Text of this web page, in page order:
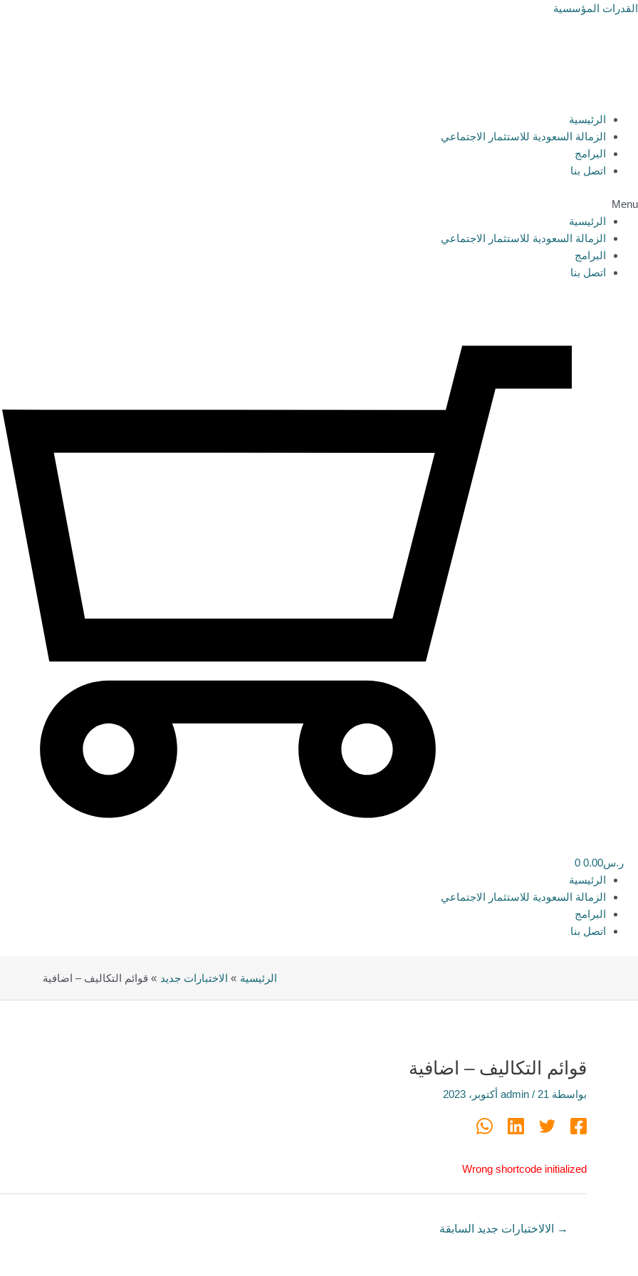
تخطي
القدرات المؤسسية
الرئيسية
الزمالة السعودية للاستثمار الاجتماعي
البرامج
اتصل بنا
Menu
الرئيسية
الزمالة السعودية للاستثمار الاجتماعي
البرامج
اتصل بنا
ر.س0.00
0
الرئيسية
الزمالة السعودية للاستثمار الاجتماعي
البرامج
اتصل بنا
الرئيسية الاختبارات جديد قوائم التكاليف – اضافية
قوائم التكاليف – اضافية
بواسطة admin / 21 أكتوبر، 2023
Wrong shortcode initialized
→ الالاختبارات جديد السابقة